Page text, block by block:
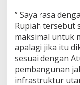
” Saya rasa
Rupiah tersebut
maksimal untuk
apalagi jika itu
sesuai dengan
pembangunan
infrastruktur